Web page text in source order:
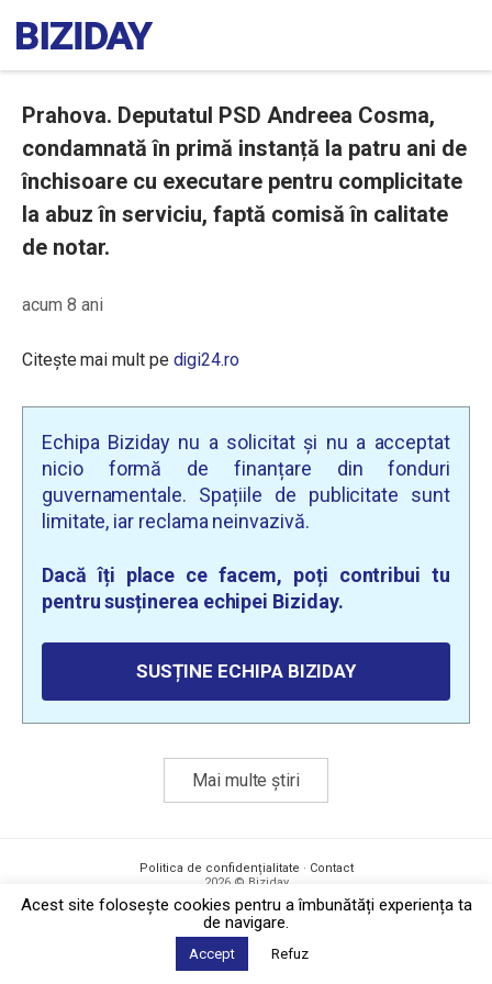
Prahova. Deputatul PSD Andreea Cosma,
condamnată în primă instanță la patru ani de
închisoare cu executare pentru complicitate
la abuz în serviciu, faptă comisă în calitate
de notar.
acum 8 ani
Citește mai mult pe digi24.ro
Echipa Biziday nu a solicitat și nu a acceptat
nicio formă de finanțare din fonduri
guvernamentale. Spațiile de publicitate sunt
limitate, iar reclama neinvazivă.
Dacă îți place ce facem, poți contribui tu
pentru susținerea echipei Biziday.
SUSȚINE ECHIPA BIZIDAY
Mai multe știri
Politica de confidențialitate · Contact
2026 © Biziday
Acest site foloseşte cookies pentru a îmbunătăți experiența ta
de navigare.
Accept Refuz